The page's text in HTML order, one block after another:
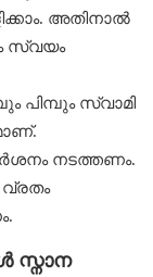
അതിനാല്‍
സ്വയം
പിമ്പും സ്വാമി
നടത്തണം.
സ്നാന